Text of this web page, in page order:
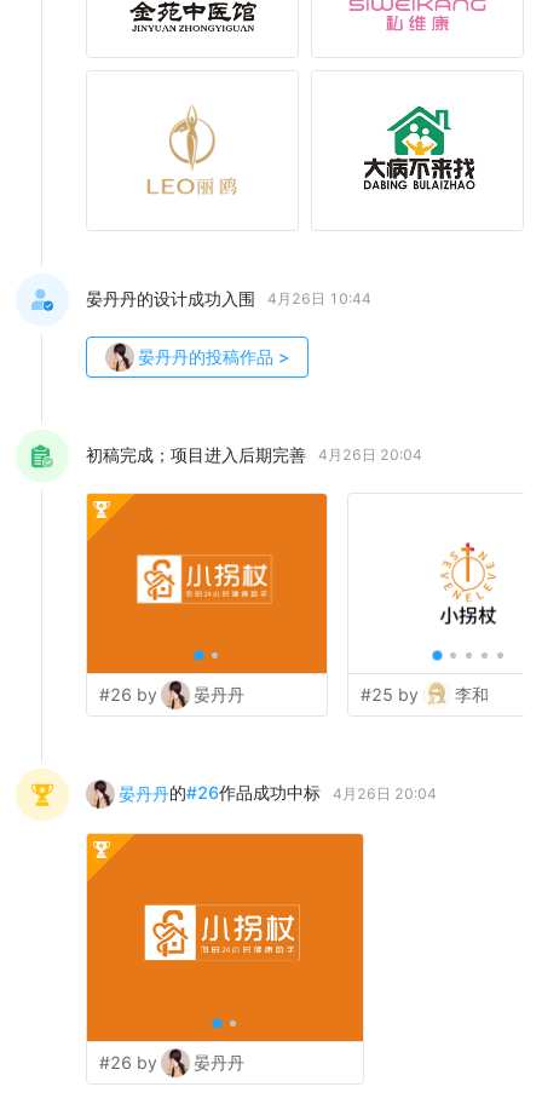
晏丹丹的设计成功入围 4月26日 10:44
晏丹丹的投稿作品 >
初稿完成；项目进入后期完善 4月26日 20:04
#26 by 晏丹丹 #25 by 李和
晏丹丹的#26作品成功中标 4月26日 20:04
#26 by 晏丹丹